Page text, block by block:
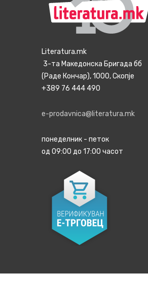
Literatura.mk
3-та Македонска Бригада бб
(Раде Кончар), 1000, Скопје
+389 76 444 490
e-prodavnica@literatura.mk
понеделник - петок
од 09:00 до 17:00 часот